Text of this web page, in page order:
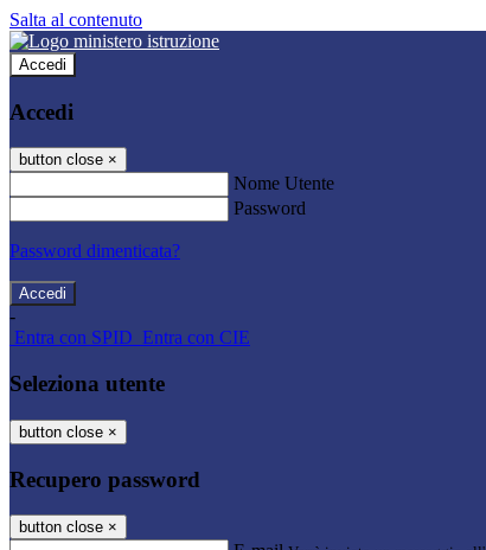
Salta al contenuto
Accedi
Accedi
button close ×
Nome Utente
Password
Password dimenticata?
-
Entra con SPID Entra con CIE
Seleziona utente
button close ×
Recupero password
button close ×